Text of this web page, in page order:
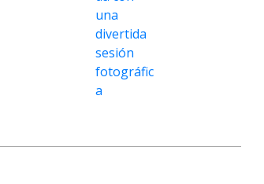
una
divertida
sesión
fotográfic
a